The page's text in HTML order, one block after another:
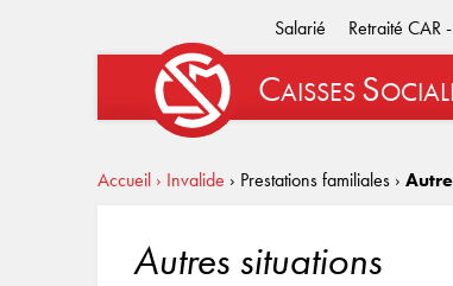
Salarié Retraité CAR
CAISSES S
Accueil › Invalide › Prestations familiales ›
Autres situations